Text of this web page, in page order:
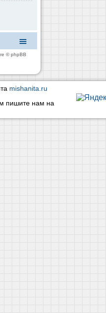
© phpBB
mishanita.ru
пишите нам на